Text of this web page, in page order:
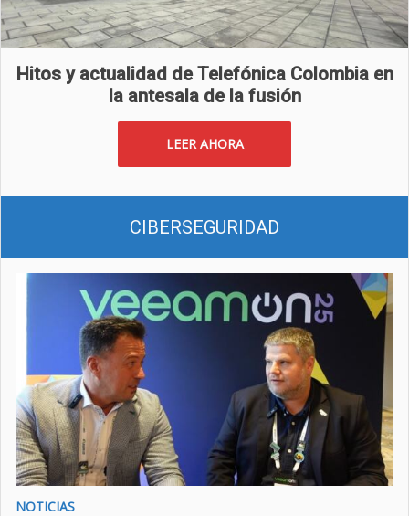
Hitos y actualidad de Telefónica Colombia en
la antesala de la fusión
LEER AHORA
CIBERSEGURIDAD
NOTICIAS